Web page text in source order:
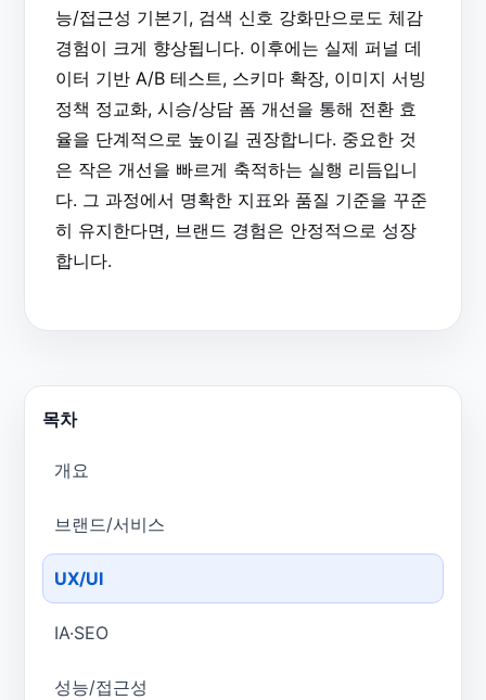
능/접근성 기본기, 검색 신호 강화만으로도 체감
경험이 크게 향상됩니다. 이후에는 실제 퍼널 데
이터 기반 A/B 테스트, 스키마 확장, 이미지 서빙
정책 정교화, 시승/상담 폼 개선을 통해 전환 효
율을 단계적으로 높이길 권장합니다. 중요한 것
은 작은 개선을 빠르게 축적하는 실행 리듬입니
다. 그 과정에서 명확한 지표와 품질 기준을 꾸준
히 유지한다면, 브랜드 경험은 안정적으로 성장
합니다.
목차
개요
브랜드/서비스
UX/UI
IA·SEO
성능/접근성